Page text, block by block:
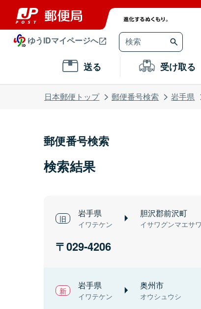
ゆうIDマイページへ
送る 受け取る
日本郵便トップ 郵便番号検索 岩手県
郵便番号検索
検索結果
岩手県
イワテケン
胆沢郡前沢町
イサワグンマエサ
029-4206
岩手県
イワテケン
奥州市
オウシュウシ